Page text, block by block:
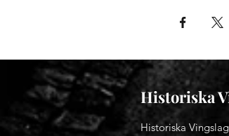
Historiska
Historiska